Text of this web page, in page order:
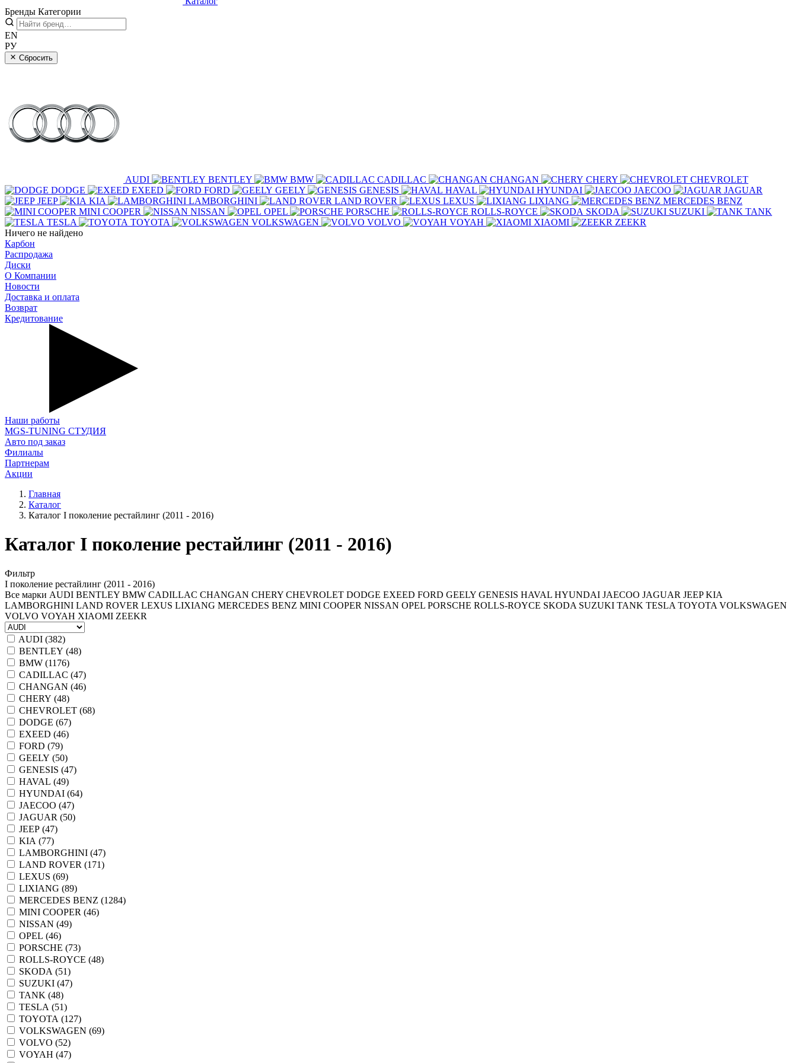
Бренды Категории
EN
РУ
Сбросить
AUDI BENTLEY BMW CADILLAC CHANGAN CHERY
CHEVROLET
DODGE
EXEED FORD GEELY GENESIS HAVAL HYUNDAI JAECOO
JAGUAR
JEEP
KIA LAMBORGHINI LAND ROVER LEXUS LIXIANG
MERCEDES BENZ
MINI COOPER
NISSAN OPEL PORSCHE ROLLS-ROYCE SKODA SUZUKI
TANK
TESLA
TOYOTA VOLKSWAGEN VOLVO VOYAH XIAOMI
ZEEKR
Ничего не найдено
Карбон
Распродажа
Диски
О Компании
Новости
Доставка и оплата
Возврат
Кредитование
Наши работы
MGS-TUNING СТУДИЯ
Авто под заказ
Филиалы
Партнерам
Акции
Главная
Каталог
Каталог I поколение рестайлинг (2011 - 2016)
Каталог I поколение рестайлинг (2011 - 2016)
Фильтр
I поколение рестайлинг (2011 - 2016)
Все марки AUDI BENTLEY BMW CADILLAC CHANGAN CHERY CHEVROLET DODGE EXEED FORD GEELY GENESIS HAVAL HYUNDAI JAECOO JAGUAR JEEP KIA
LAMBORGHINI LAND ROVER LEXUS LIXIANG MERCEDES BENZ MINI COOPER NISSAN OPEL PORSCHE ROLLS-ROYCE SKODA SUZUKI TANK TESLA TOYOTA VOLKSWAGEN
VOLVO VOYAH XIAOMI ZEEKR
AUDI (382)
BENTLEY (48)
BMW (1176)
CADILLAC (47)
CHANGAN (46)
CHERY (48)
CHEVROLET (68)
DODGE (67)
EXEED (46)
FORD (79)
GEELY (50)
GENESIS (47)
HAVAL (49)
HYUNDAI (64)
JAECOO (47)
JAGUAR (50)
JEEP (47)
KIA (77)
LAMBORGHINI (47)
LAND ROVER (171)
LEXUS (69)
LIXIANG (89)
MERCEDES BENZ (1284)
MINI COOPER (46)
NISSAN (49)
OPEL (46)
PORSCHE (73)
ROLLS-ROYCE (48)
SKODA (51)
SUZUKI (47)
TANK (48)
TESLA (51)
TOYOTA (127)
VOLKSWAGEN (69)
VOLVO (52)
VOYAH (47)